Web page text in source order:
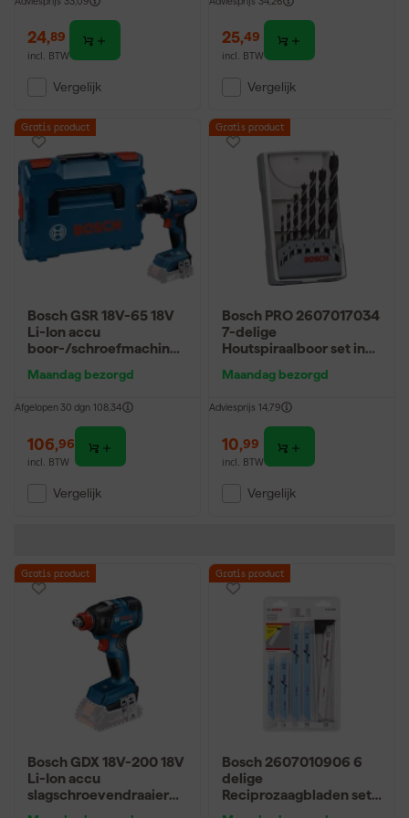
24,89
incl. BTW
Vergelijk
25,49
incl. BTW
Vergelijk
Gratis product
Bosch GSR 18V-65 18V
Li-Ion accu
boor-/schroefmachine
Maandag bezorgd
Afgelopen 30 dgn 108,34
106,96
incl. BTW
Vergelijk
Gratis product
Bosch PRO 2607017034
7-delige
Houtspiraalboor set in
Maandag bezorgd
Adviesprijs 14,79
10,99
incl. BTW
Vergelijk
Gratis product
Bosch GDX 18V-200 18V
Li-Ion accu
slagschroevendraaier
Gratis product
Bosch 2607010906 6
delige
Reciprozaagbladen set -